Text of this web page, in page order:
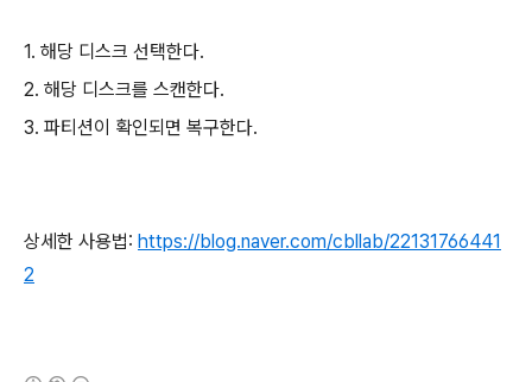
1. 해당 디스크 선택한다.
2. 해당 디스크를 스캔한다.
3. 파티션이 확인되면 복구한다.
상세한 사용법: https://blog.naver.com/cbllab/22131766441
2